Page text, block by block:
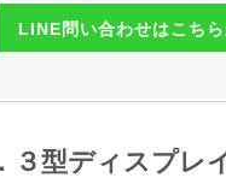
LINE問い合わせはこちら
型ディスプレ